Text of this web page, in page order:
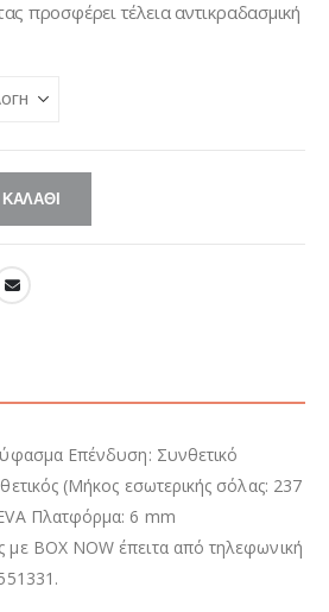
προσφέρει τέλεια αντικραδασμική
Επένδυση: Συνθετικό
(Μήκος εσωτερικής σόλας: 237
Πλατφόρμα: 6 mm
BOX NOW έπειτα από τηλεφωνική